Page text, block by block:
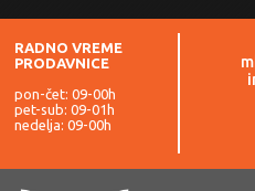
RADNO VREME
PRODAVNICE
pon-čet: 09-00h
pet-sub: 09-01h
nedelja: 09-00h